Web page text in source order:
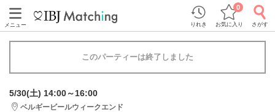
メニュー りれき お気に入り
0
さがす
このパーティーは終了しました
5/30(土) 14:00～16:00
ベルギービールウィークエンド